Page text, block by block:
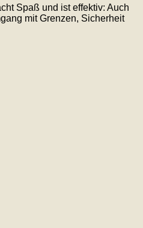
Spaß und ist effektiv: Auch
mit Grenzen, Sicherheit